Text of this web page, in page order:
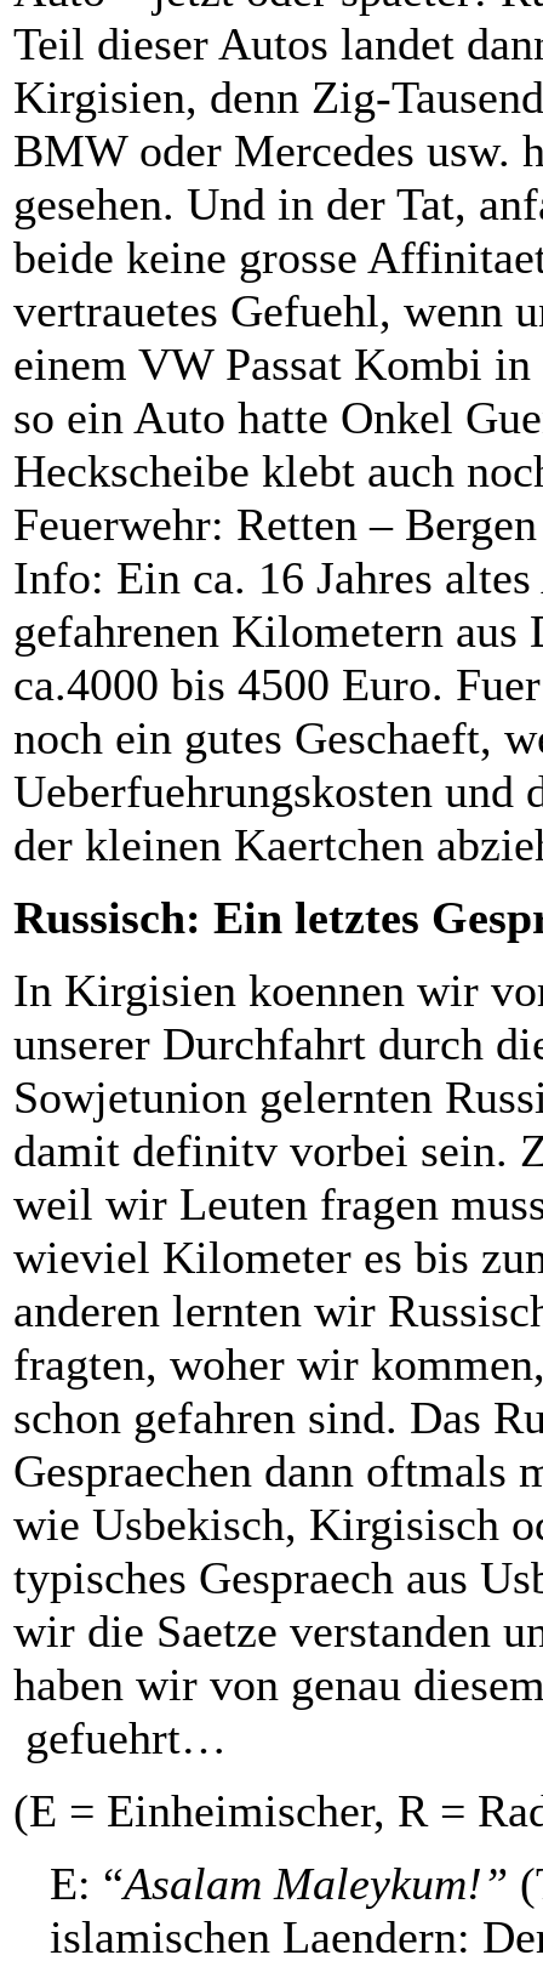
Teil dieser Autos landet
Kirgisien, denn Zig-
BMW oder Mercedes usw.
gesehen. Und in der Tat,
beide keine grosse
vertrauetes Gefuehl, wenn
einem VW Passat Kombi
so ein Auto hatte Onkel
Heckscheibe klebt auch
Feuerwehr: Retten –
Info: Ein ca. 16 Jahres
gefahrenen Kilometern
ca.4000 bis 4500 Euro.
noch ein gutes Geschaeft,
Ueberfuehrungskosten und
der kleinen Kaertchen
Russisch: Ein letztes
In Kirgisien koennen wir
unserer Durchfahrt durch
Sowjetunion gelernten
damit definitv vorbei sein.
weil wir Leuten fragen
wieviel Kilometer es bis
anderen lernten wir
fragten, woher wir
schon gefahren sind. Das
Gespraechen dann oftmals
wie Usbekisch, Kirgisisch
typisches Gespraech aus
wir die Saetze verstanden
haben wir von genau
gefuehrt…
(E = Einheimischer, R =
E: “Asalam Maleykum!”
islamischen Laendern: